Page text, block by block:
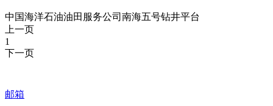
中国海洋石油油田服务公司南海五号钻井平台
上一页
1
下一页
邮箱